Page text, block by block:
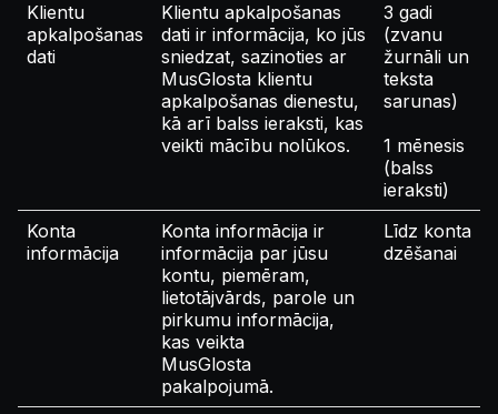
Klientu
apkalpošanas
dati
Klientu apkalpošanas
dati ir informācija, ko jūs
sniedzat, sazinoties ar
MusGlosta klientu
apkalpošanas dienestu,
kā arī balss ieraksti, kas
veikti mācību nolūkos.
3 gadi
(zvanu
žurnāli un
teksta
sarunas)
1 mēnesis
(balss
ieraksti)
Konta
informācija
Konta informācija ir
informācija par jūsu
kontu, piemēram,
lietotājvārds, parole un
pirkumu informācija,
kas veikta
MusGlosta
pakalpojumā.
Līdz konta
dzēšanai